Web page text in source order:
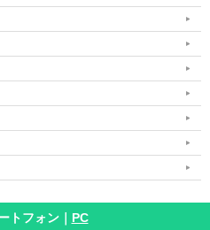
トフォン｜ PC